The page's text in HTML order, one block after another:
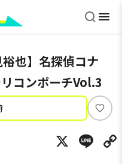
裕也】名探偵コナ
コンポーチVol.3
い
ね
X